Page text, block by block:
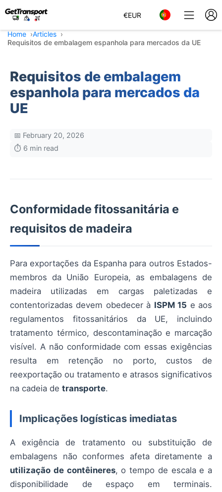
€EUR
Home
Articles
Requisitos de embalagem espanhola para mercados da UE
Requisitos de embalagem
espanhola para mercados da
UE
📅 February 20, 2026
⏱️ 6 min read
Conformidade fitossanitária e
requisitos de madeira
Para exportações da Espanha para outros Estados-
membros da União Europeia, as embalagens de
madeira utilizadas em cargas paletizadas e
contentorizadas devem obedecer à ISPM 15 e aos
regulamentos fitossanitários da UE, incluindo
tratamento térmico, descontaminação e marcação
visível. A não conformidade com essas exigências
resulta em retenção no porto, custos de
reexportação ou tratamento e atrasos significativos
na cadeia de transporte.
Implicações logísticas imediatas
A exigência de tratamento ou substituição de
embalagens não conformes afeta diretamente a
utilização de contêineres, o tempo de escala e a
disponibilidade de espaço em terminais.